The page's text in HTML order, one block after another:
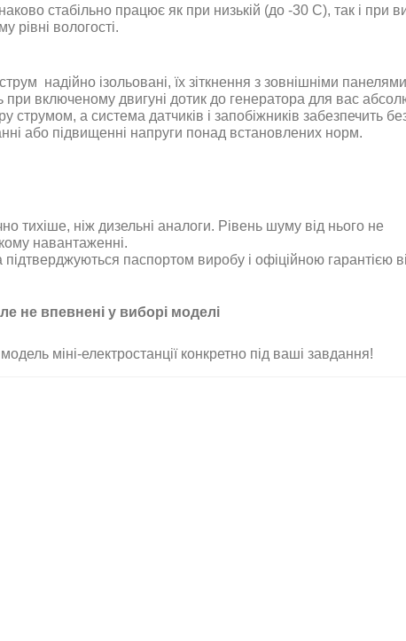
стабільно працює як при низькій (до -30 С), так і при
рівні вологості.
надійно ізольовані, їх зіткнення з зовнішніми
включеному двигуні дотик до генератора для вас
струмом, а система датчиків і запобіжників забезпечить
або підвищенні напруги понад встановлених норм.
тихіше, ніж дизельні аналоги. Рівень шуму від нього не
навантаженні.
підтверджуються паспортом виробу і офіційною гарантією
не впевнені у виборі моделі
міні-електростанції конкретно під ваші завдання!